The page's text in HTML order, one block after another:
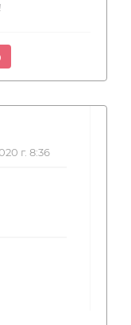
2020 г. 8:36